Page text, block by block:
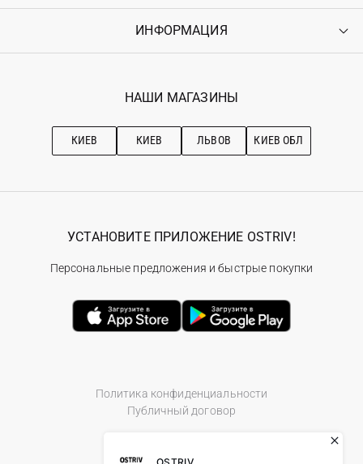
Возврат
Гарантия
Войти
Ostriv Club+
ИНФОРМАЦИЯ
Наши магазини
Рекомендации по уходу
НАШИ МАГАЗИНЫ
КИЕВ КИЕВ ЛЬВОВ КИЕВ ОБЛ
Политика конфиденциальности
Публичный договор
УСТАНОВИТЕ ПРИЛОЖЕНИЕ OSTRIV!
Персональные предложения и быстрые покупки